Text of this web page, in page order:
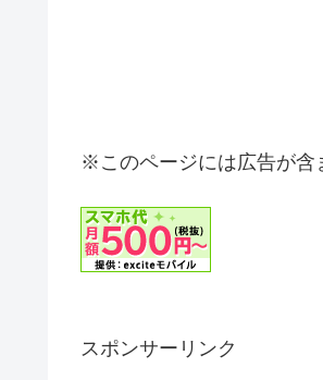
※このページには広告が含
スポンサーリンク